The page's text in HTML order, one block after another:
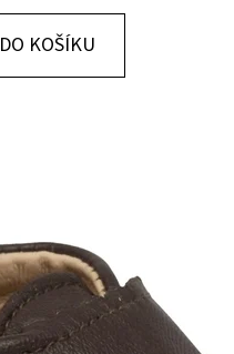
DO KOŠÍKU